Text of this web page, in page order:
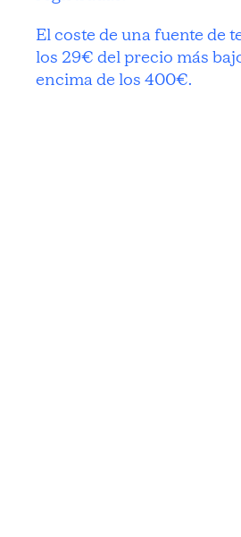
El coste de una fuente de
los 29€ del precio más
encima de los 400€.